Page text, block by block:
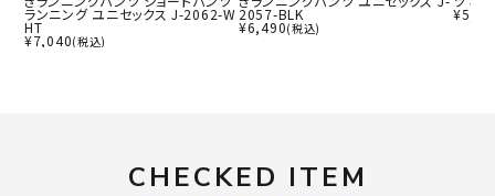
ランニング ユニセックス J-2062-W
HT
¥7,040(税込)
2057-BLK
¥6,490(税込)
¥
CHECKED ITEM